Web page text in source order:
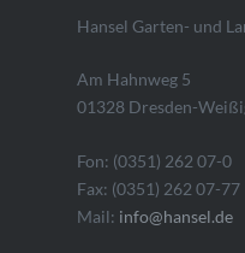
Hansel Garten- und
Am Hahnweg 5
01328 Dresden-
Fon: (0351) 262 07-0
Fax: (0351) 262 07-77
Mail: info@hansel.de